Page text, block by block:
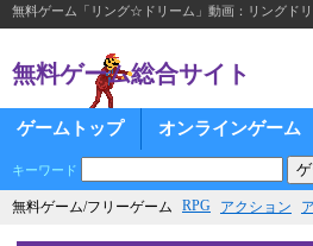
無料ゲーム「リング☆ドリーム」動画：リングド
無料ゲーム総合サイト
ゲームトップ オンラインゲーム
キーワード
無料ゲーム/フリーゲーム RPG アクション